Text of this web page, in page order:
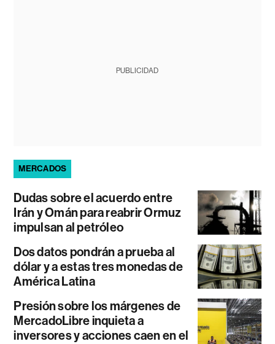
PUBLICIDAD
MERCADOS
Dudas sobre el acuerdo entre
Irán y Omán para reabrir Ormuz
impulsan al petróleo
Dos datos pondrán a prueba al
dólar y a estas tres monedas de
América Latina
Presión sobre los márgenes de
MercadoLibre inquieta a
inversores y acciones caen en el